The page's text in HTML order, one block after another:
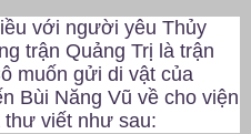
với người yêu Thủy
trận Quảng Trị là trận
muốn gửi di vật của
Bùi Năng Vũ về cho viện
thư viết như sau: